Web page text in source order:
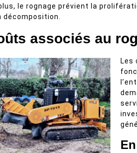
le rognage prévient la
décomposition.
associés au
Les